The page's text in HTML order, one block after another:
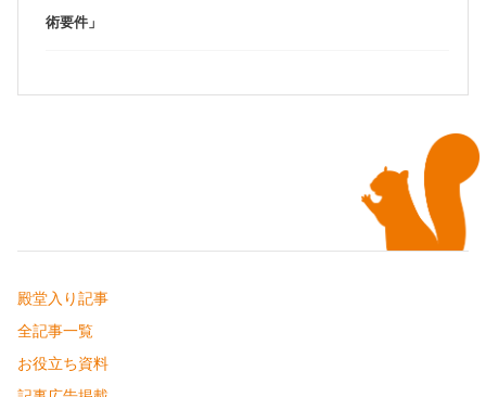
術要件」
殿堂入り記事
全記事一覧
お役立ち資料